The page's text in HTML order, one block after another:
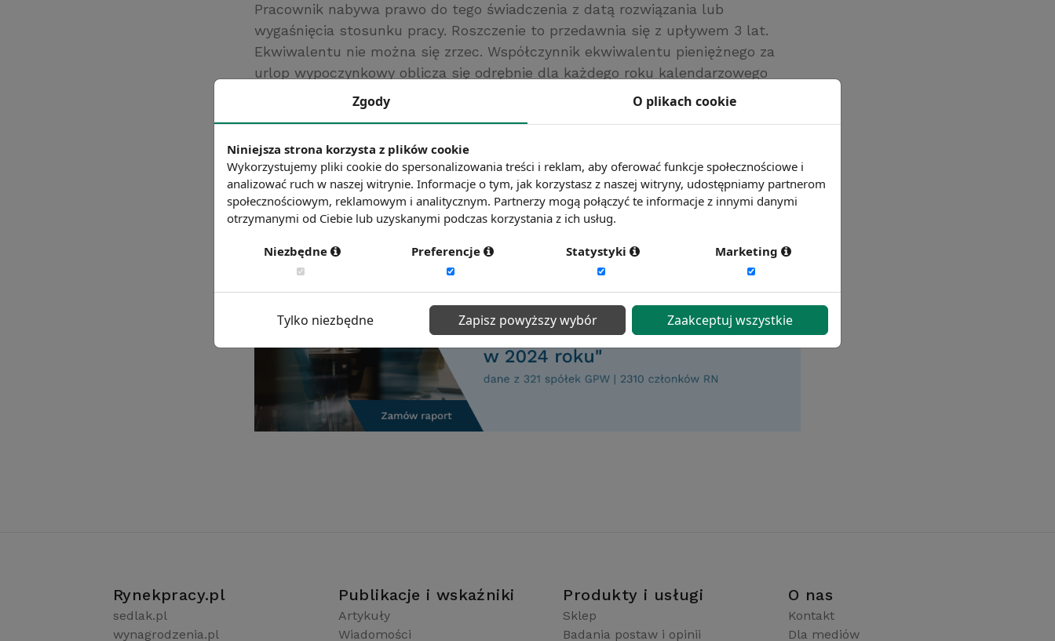
Pracownik nabywa prawo do tego świadczenia z datą rozwiązania lub
wygaśnięcia stosunku pracy. Roszczenie to przedawnia się z upływem 3 lat.
Ekwiwalentu nie można się zrzec. Współczynnik ekwiwalentu pieniężnego za
urlop wypoczynkowy oblicza się odrębnie dla każdego roku kalendarzowego
poprzez odjęcie od liczby dni w danym roku łączną liczbę przypadających w
przez 12.
Chcesz wiedzieć więcej?Zobacz więcej haseł
Rynekpracy.pl
sedlak.pl
wynagrodzenia.pl
Publikacje i wskaźniki
Artykuły
Wiadomości
Produkty i usługi
Sklep
Badania postaw i opinii
O nas
Kontakt
Dla mediów
Zgody O plikach cookie
Niniejsza strona korzysta z plików cookie
Wykorzystujemy pliki cookie do spersonalizowania treści i reklam, aby oferować funkcje społecznościowe i
analizować ruch w naszej witrynie. Informacje o tym, jak korzystasz z naszej witryny, udostępniamy partnerom
społecznościowym, reklamowym i analitycznym. Partnerzy mogą połączyć te informacje z innymi danymi
otrzymanymi od Ciebie lub uzyskanymi podczas korzystania z ich usług.
Niezbędne Preferencje Statystyki Marketing
Tylko niezbędne Zapisz powyższy wybór Zaakceptuj wszystkie